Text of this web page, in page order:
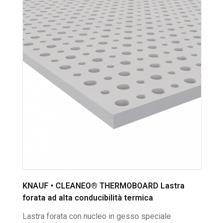
KNAUF • CLEANEO® THERMOBOARD Lastra
forata ad alta conducibilità termica
Lastra forata con nucleo in gesso speciale